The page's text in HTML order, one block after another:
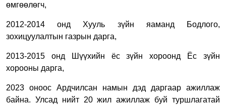
өмгөөлөгч,
2012-2014 онд Хууль зүйн яаманд Бодлого,
зохицуулалтын газрын дарга,
2013-2015 онд Шүүхийн ёс зүйн хороонд Ёс зүйн
хорооны дарга,
2023 оноос Ардчилсан намын дэд даргаар ажиллаж
байна. Улсад нийт 20 жил ажиллаж буй туршлагатай